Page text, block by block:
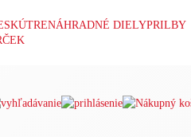
SKÚTRENÁHRADNÉ DIELYPRILBY